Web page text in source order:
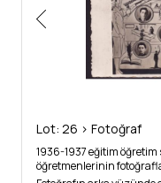
Lot: 26 > Fotoğraf
1936-1937 eğitim
öğretmenlerinin